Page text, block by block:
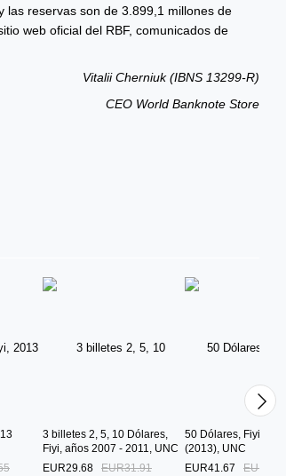
las reservas son de 3.899,1 millones de
web oficial del RBF, comunicados de
Vitalii Cherniuk (IBNS 13299-R)
CEO World Banknote Store
3 billetes 2, 5, 10 Dólares,
Fiyi, años 2007 - 2011, UNC
EUR29.68
EUR31.91
50 Dólares, Fiyi,
(2013), UNC
EUR41.67